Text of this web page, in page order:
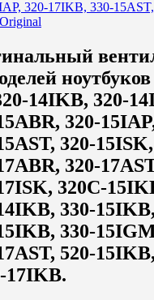
14IKB, 320-
320-
320-
320-
320C-
330-
330-
520-
17IKB.